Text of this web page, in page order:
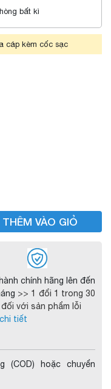
bất kì
cáp kèm cốc sạc
THÊM VÀO GIỎ
chính hãng lên đến
>> 1 đổi 1 trong 30
với sản phẩm lỗi
tiết
(COD) hoặc chuyển